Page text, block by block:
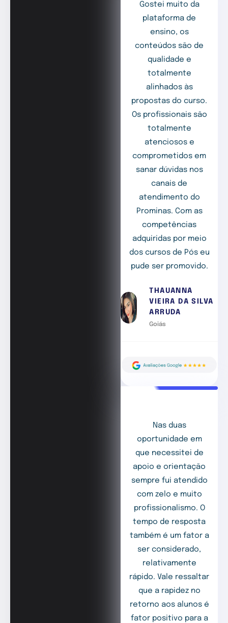
Gostei muito da
plataforma de
ensino, os
conteúdos são de
qualidade e
totalmente
alinhados às
propostas do curso.
Os profissionais são
totalmente
atenciosos e
comprometidos em
sanar dúvidas nos
canais de
atendimento do
Prominas. Com as
competências
adquiridas por meio
dos cursos de Pós eu
pude ser promovido.
THAUANNA
VIEIRA DA SILVA
ARRUDA
Goiás
Nas duas
oportunidade em
que necessitei de
apoio e orientação
sempre fui atendido
com zelo e muito
profissionalismo. O
tempo de resposta
também é um fator a
ser considerado,
relativamente
rápido. Vale ressaltar
que a rapidez no
retorno aos alunos é
fator positivo para a